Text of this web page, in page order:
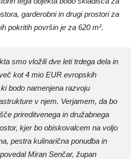
garderobni in drugi prostori za
pokritih površin je za 620 m².
smo vložili dve leti trdega dela in
kot 4 mio EUR evropskih
bodo namenjena razvoju
v njem. Verjamem, da bo
prireditvenega in družabnega
kjer bo obiskovalcem na voljo
pestra kulinarična ponudba in
Miran Senčar, župan